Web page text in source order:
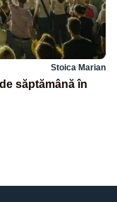
Stoica Marian
săptămână în